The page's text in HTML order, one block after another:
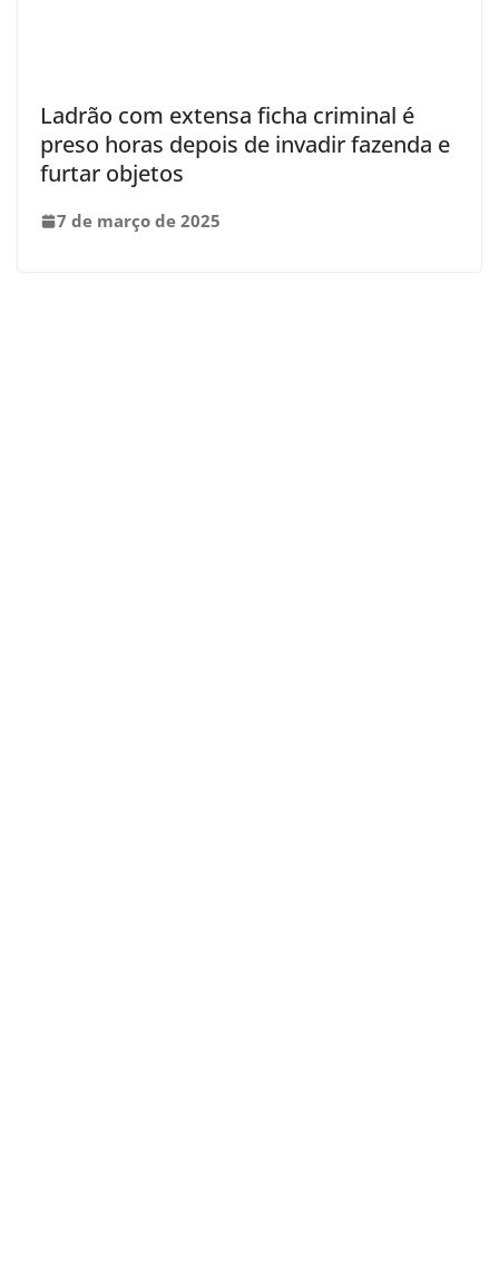
Ladrão com extensa ficha criminal é
preso horas depois de invadir fazenda e
furtar objetos
7 de março de 2025